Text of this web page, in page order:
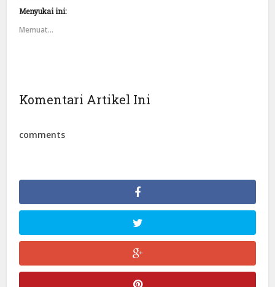
Menyukai ini:
Memuat...
Komentari Artikel Ini
comments